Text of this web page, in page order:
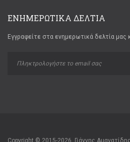
ΕΝΗΜΕΡΩΤΙΚΑ ΔΕΛΤΙΑ
Εγγραφείτε στα ενημερωτικά δελτία μας